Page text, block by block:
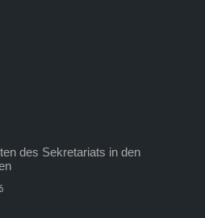
des Sekretariats in den